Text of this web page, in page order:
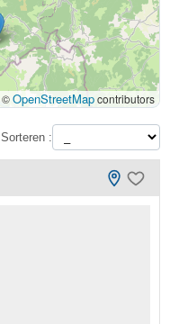
©OpenStreetMapcontributors
Sorteren :